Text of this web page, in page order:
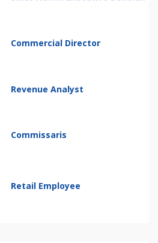
Commercial Director
Revenue Analyst
Commissaris
Retail Employee